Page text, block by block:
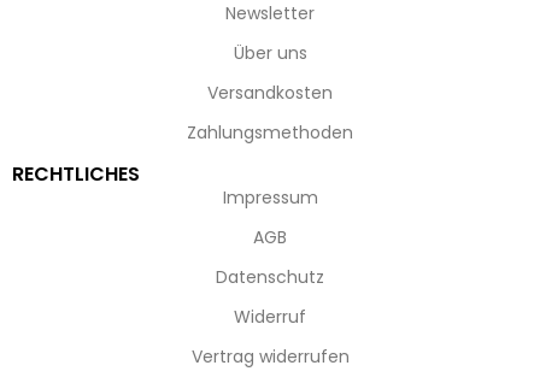
Newsletter
Über uns
Versandkosten
Zahlungsmethoden
RECHTLICHES
Impressum
AGB
Datenschutz
Widerruf
Vertrag widerrufen